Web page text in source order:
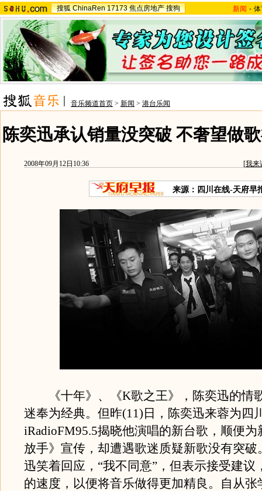
搜狐 ChinaRen 17173 焦点房地产 搜狗 新闻 -
音乐频道首页 > 新闻 > 港台乐闻
陈奕迅承认销量没突破 不奢望做
2008年09月12日10:36 [我来
来源：四川在线-天府早
《十年》、《K歌之王》，陈奕迅的情
迷奉为经典。但昨(11)日，陈奕迅来蓉为四
iRadioFM95.5揭晓他演唱的新台歌，顺便
放手》宣传，却遭遇歌迷质疑新歌没有突破
迅笑着回应，“我不同意”，但表示接受建议
的速度，以便将音乐做得更加精良。自从张